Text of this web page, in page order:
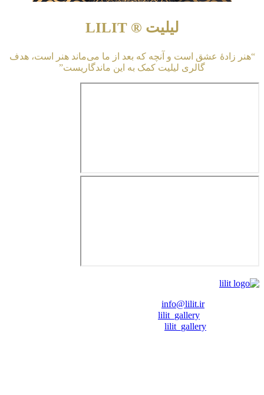
لیلیت ® LILIT
“هنر زادهٔ عشق است و آنچه که بعد از ما می‌ماند هنر است، هدف
گالری لیلیت کمک به این ماندگاریست”
info@lilit.ir
lilit_gallery
lilit_gallery